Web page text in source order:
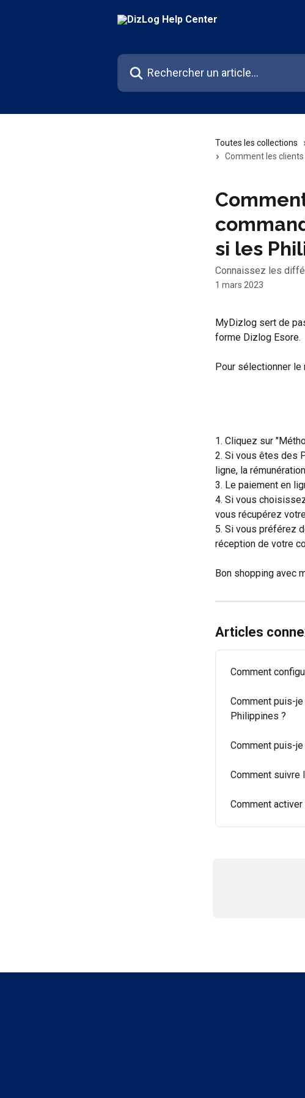
Rechercher un article...
Toutes les collections
Comment les
si les
Connaissez les
1 mars 2023
MyDizlog sert de
forme Dizlog Esore.
Pour sélectionner
1. Cliquez sur
2. Si vous êtes des
ligne, la
3. Le paiement en
4. Si vous
vous récupérez
5. Si vous préférez
réception de votre
Bon shopping avec
Articles
Comment
Comment puis-
Philippines ?
Comment puis-
Comment suivre
Comment